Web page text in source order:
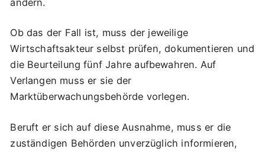
Ob das der Fall ist, muss der jeweilige
Wirtschaftsakteur selbst prüfen, dokumentieren und
die Beurteilung fünf Jahre aufbewahren. Auf
Verlangen muss er sie der
Marktüberwachungsbehörde vorlegen.
Beruft er sich auf diese Ausnahme, muss er die
zuständigen Behörden unverzüglich informieren,